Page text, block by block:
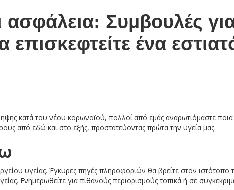
ασφάλεια: Συμβουλές
επισκεφτείτε ένα
κατά του νέου κορωνοϊού, πολλοί από εμάς αναρωτιόμαστε ποια
από εδώ και στο εξής, προστατεύοντας πρώτα την υγεία μας.
υγείας. Έγκυρες πηγές πληροφοριών θα βρείτε στον ιστότοπο
Ενημερωθείτε για πιθανούς περιορισμούς τοπικά ή σε